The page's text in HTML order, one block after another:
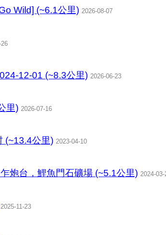
Wild] (~6.1公里) 2026-08-07
12-01 (~8.3公里) 2026-06-23
里) 2026-07-16
(~13.4公里) 2023-04-10
炮台，鯉魚門石礦場 (~5.1公里) 2024-03-
2025-11-23